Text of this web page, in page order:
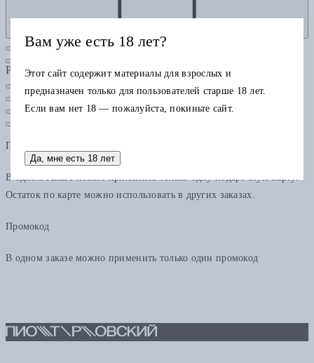
Рубрики
Подарочная карта
В одном заказе можно применить только одну подарочную карту.
Остаток по карте можно использовать в других заказах.
Промокод
В одном заказе можно применить только один промокод
Вам уже есть 18 лет?
Этот сайт содержит материалы для взрослых и
предназначен только для пользователей старше 18 лет.
Если вам нет 18 — пожалуйста, покиньте сайт.
Да, мне есть 18 лет